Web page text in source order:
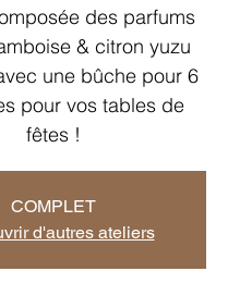
des parfums
& citron yuzu
une bûche pour 6
pour vos tables de
fêtes !
COMPLET
d'autres ateliers